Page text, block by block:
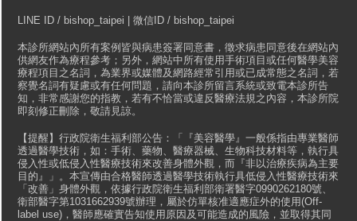
LINE ID / bishop_taipei | 微信ID / bishop_taipei
本診所網站內所有案例皆與病患簽署同意書，徵求病患同意後在網站內
供網友作為療程參考；另外，網站中所有使用手術項目或任何醫學美容
療程項目之名詞，為業界或媒體及網路經常引用或已成常態之名詞，若
察覺名詞有疑慮或有任何問題，請向本診所留言系統或致電本診所告
知，非常感謝您的指教，若有不恰當或違反醫療法規之內容，本診所院
即刻修正刪除，敬請見諒。
【提醒】行政院衛生福利部公告：「『美容醫學』一般係指由專業醫師
透過醫學技術，如：手術、藥物、醫療器械、生物科技材料等，執行具
侵入性或低侵入性醫療技術來改善身體外觀，而『非以治療疾病為主要
目的』」。本宣傳由合格醫師透過醫學技術執行具低侵入性醫療技術來
「改善」身體外觀，依據行政院衛生福利部衛署醫字0990262180號、
衛部醫字第1031662939號辦理，屬於仿單核准適應症外的使用(Off-
label use)，醫師應確實告知使用原因及可能造成的風險，並取得其同